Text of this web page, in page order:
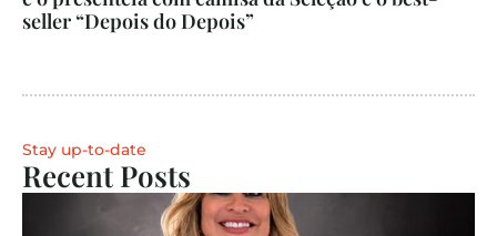
seller “Depois do Depois”
Stay up-to-date
Recent Posts